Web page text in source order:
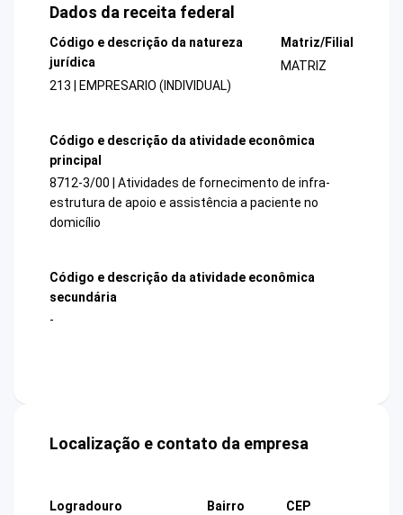
Dados da receita federal
Código e descrição da natureza
jurídica
213 | EMPRESARIO (INDIVIDUAL)
Matriz/Filial
MATRIZ
Código e descrição da atividade econômica
principal
8712-3/00 | Atividades de fornecimento de infra-
estrutura de apoio e assistência a paciente no
domicílio
Código e descrição da atividade econômica
secundária
-
Localização e contato da empresa
Logradouro
Bairro
CEP